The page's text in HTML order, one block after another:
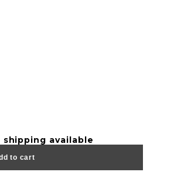
available
to cart